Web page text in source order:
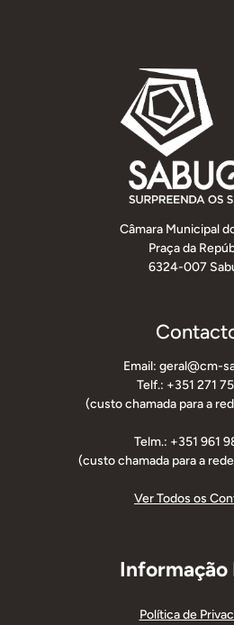
Câmara Municipal
Praça da
6324-007
Email: geral@cm-
Telf.: +351 271
(custo chamada para a
Telm.: +351 961
(custo chamada para a
Ver Todos os
Informação
Política de